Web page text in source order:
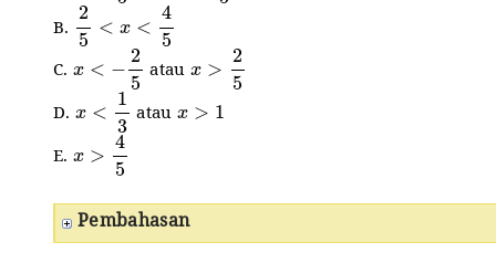
B. 25 x< 5
C. x< −2 atau > 5
D. 1 3 atau >
E. > 5
Pembahasan